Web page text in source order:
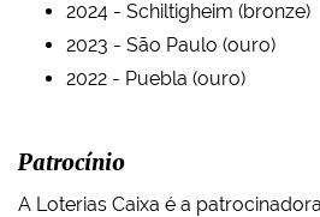
2024 - Schiltigheim (bronze)
2023 - São Paulo (ouro)
2022 - Puebla (ouro)
Patrocínio
A Loterias Caixa é a